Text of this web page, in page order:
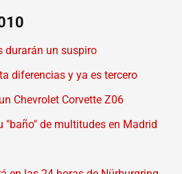
durarán un suspiro
diferencias y ya es tercero
Chevrolet Corvette Z06
"baño" de multitudes en Madrid